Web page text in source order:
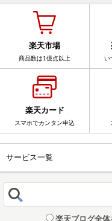
楽天市場
商品数は1億点以上 い
楽天カード
スマホでカンタン申込
サービス一覧
楽天ブログ全